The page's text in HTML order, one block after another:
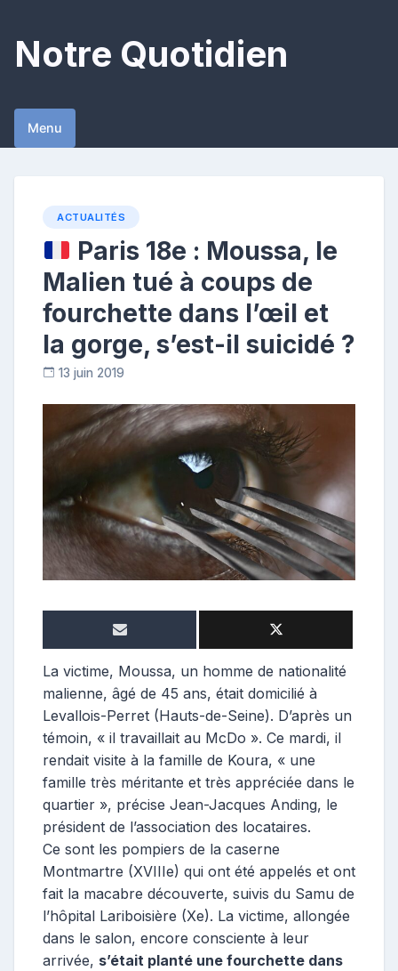
content
Notre Quotidien
Menu
ACTUALITÉS
Paris 18e : Moussa, le
Malien tué à coups de
fourchette dans l’œil et
la gorge, s’est-il suicidé ?
13 juin 2019
e
p
o
e
u
r
La victime, Moussa, un homme de nationalité
malienne, âgé de 45 ans, était domicilié à
Levallois-Perret (Hauts-de-Seine). D’après un
témoin, « il travaillait au McDo ». Ce mardi, il
rendait visite à la famille de Koura, « une
famille très méritante et très appréciée dans le
quartier », précise Jean-Jacques Anding, le
président de l’association des locataires.
Ce sont les pompiers de la caserne
Montmartre (XVIIIe) qui ont été appelés et ont
fait la macabre découverte, suivis du Samu de
l’hôpital Lariboisière (Xe). La victime, allongée
dans le salon, encore consciente à leur
arrivée, s’était planté une fourchette dans